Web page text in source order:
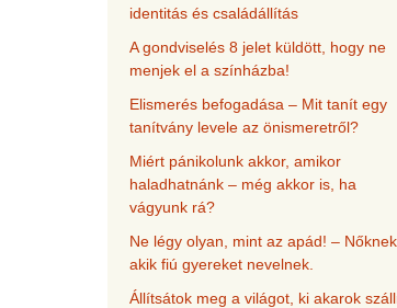
identitás és családállítás
A gondviselés 8 jelet küldött, hogy ne
menjek el a színházba!
Elismerés befogadása – Mit tanít egy
tanítvány levele az önismeretről?
Miért pánikolunk akkor, amikor
haladhatnánk – még akkor is, ha
vágyunk rá?
Ne légy olyan, mint az apád! – Nőknek,
akik fiú gyereket nevelnek.
Állítsátok meg a világot, ki akarok